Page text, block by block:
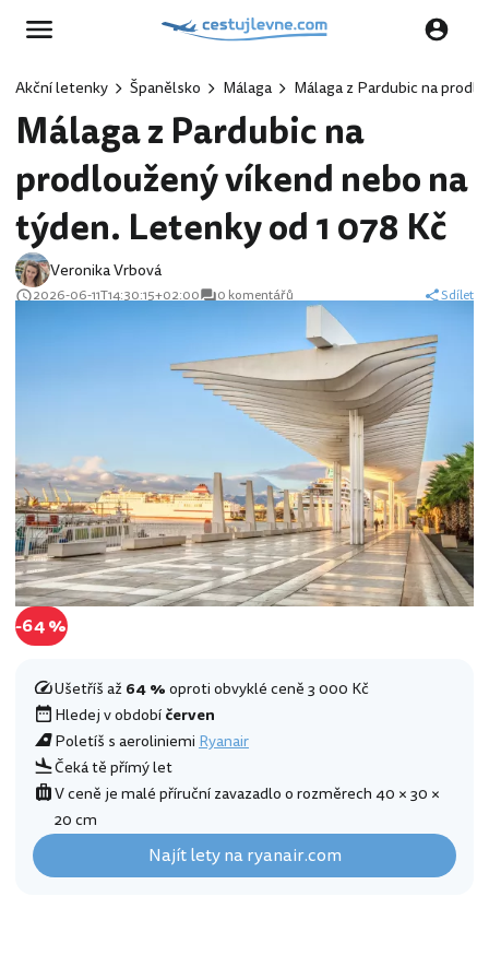
Akční letenky Španělsko Málaga Málaga z Pardubic na
Málaga z Pardubic na
prodloužený víkend nebo na
týden. Letenky od 1 078 Kč
Veronika Vrbová
2026-06-11T14:30:15+02:00 0 komentářů Sdílet
-64 %
Ušetříš až64 %oproti obvyklé ceně 3 000 Kč
Hledej v obdobíčerven
Poletíš s aeroliniemi Ryanair
Čeká tě přímý let
V ceně je malé příruční zavazadlo o rozměrech 40 × 30 ×
20 cm
Najít lety na ryanair.com